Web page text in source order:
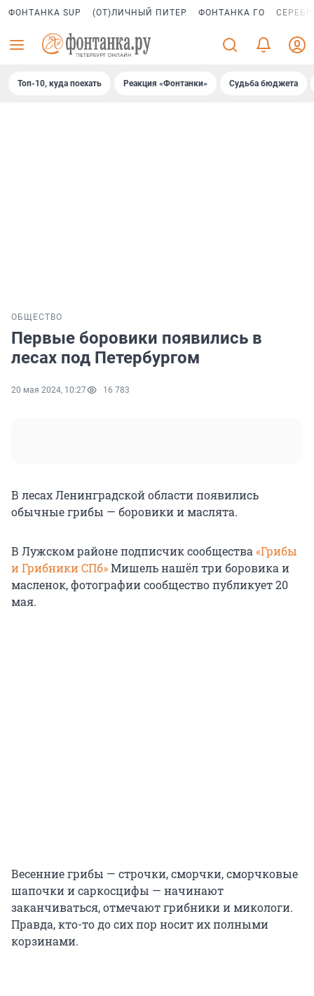
ФОНТАНКА SUP (ОТ)ЛИЧНЫЙ ПИТЕР ФОНТАНКА ГО
Топ-10, куда поехать Реакция «Фонтанки» Судьба бюджета
ОБЩЕСТВО
Первые боровики появились в
лесах под Петербургом
20 мая 2024, 10:27 16 783
В лесах Ленинградской области появились
обычные грибы — боровики и маслята.
В Лужском районе подписчик сообщества «Грибы
и Грибники СПб»Мишель нашёл три боровика и
масленок, фотографии сообщество публикует 20
мая.
Весенние грибы — строчки, сморчки, сморчковые
шапочки и саркосцифы — начинают
заканчиваться, отмечают грибники и микологи.
Правда, кто-то до сих пор носит их полными
корзинами.